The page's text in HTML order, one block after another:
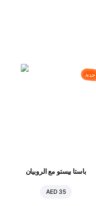
جديد
باستا بيستو مع الروبيان
AED 35